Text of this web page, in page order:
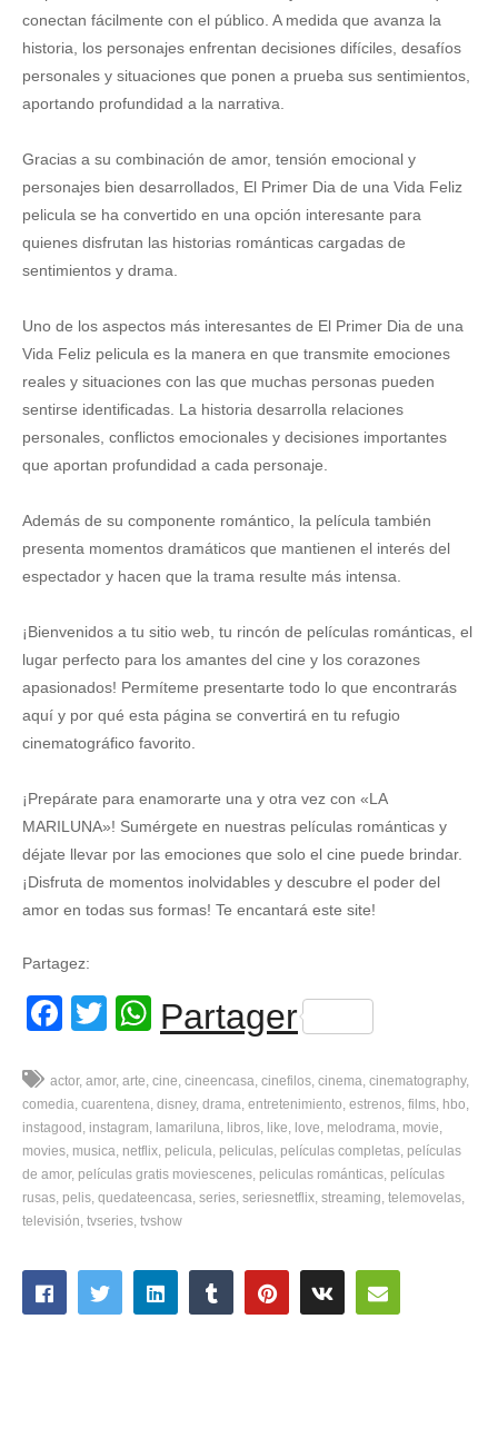
conectan fácilmente con el público. A medida que avanza la
historia, los personajes enfrentan decisiones difíciles, desafíos
personales y situaciones que ponen a prueba sus sentimientos,
aportando profundidad a la narrativa.
Gracias a su combinación de amor, tensión emocional y
personajes bien desarrollados, El Primer Dia de una Vida Feliz
pelicula se ha convertido en una opción interesante para
quienes disfrutan las historias románticas cargadas de
sentimientos y drama.
Uno de los aspectos más interesantes de El Primer Dia de una
Vida Feliz pelicula es la manera en que transmite emociones
reales y situaciones con las que muchas personas pueden
sentirse identificadas. La historia desarrolla relaciones
personales, conflictos emocionales y decisiones importantes
que aportan profundidad a cada personaje.
Además de su componente romántico, la película también
presenta momentos dramáticos que mantienen el interés del
espectador y hacen que la trama resulte más intensa.
¡Bienvenidos a tu sitio web, tu rincón de películas románticas, el
lugar perfecto para los amantes del cine y los corazones
apasionados! Permíteme presentarte todo lo que encontrarás
aquí y por qué esta página se convertirá en tu refugio
cinematográfico favorito.
¡Prepárate para enamorarte una y otra vez con «LA
MARILUNA»! Sumérgete en nuestras películas románticas y
déjate llevar por las emociones que solo el cine puede brindar.
¡Disfruta de momentos inolvidables y descubre el poder del
amor en todas sus formas! Te encantará este site!
Partagez:
Facebook
Twitter
WhatsApp
Partager
actor amor arte cine cineencasa cinefilos cinema cinematography
comedia cuarentena disney drama entretenimiento estrenos films hbo
instagood
instagram lamariluna libros like love melodrama movie
movies musica netflix pelicula peliculas películas completas películas
de amor películas gratis moviescenes peliculas románticas películas
rusas pelis quedateencasa series seriesnetflix streaming telemovelas
televisión tvseries tvshow